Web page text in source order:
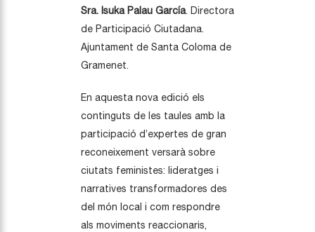
Sra. Isuka Palau García. Directora
de Participació Ciutadana.
Ajuntament de Santa Coloma de
Gramenet.
En aquesta nova edició els
continguts de les taules amb la
participació d’expertes de gran
reconeixement versarà sobre
ciutats feministes: lideratges i
narratives transformadores des
del món local i com respondre
als moviments reaccionaris,